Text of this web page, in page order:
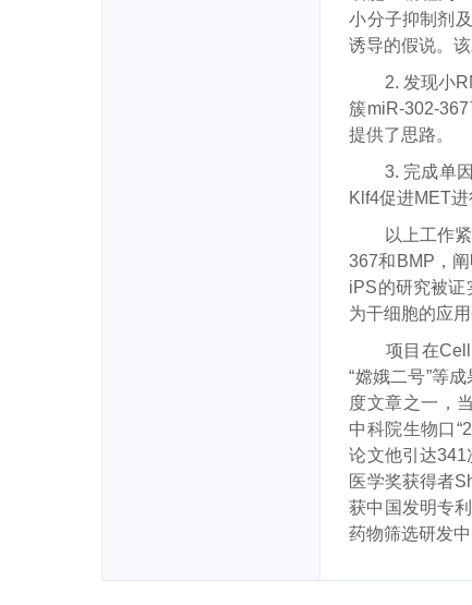
小分子抑制剂
诱导的假说。
2. 发现小
簇miR-302-
提供了思路。
3. 完成单因
Klf4促进MET
以上工作紧
367和BMP，
iPS的研究被证
为干细胞的应
项目在Cell
“嫦娥二号”等
度文章之一，
中科院生物口
论文他引达341
医学奖获得者
获中国发明专
药物筛选研发